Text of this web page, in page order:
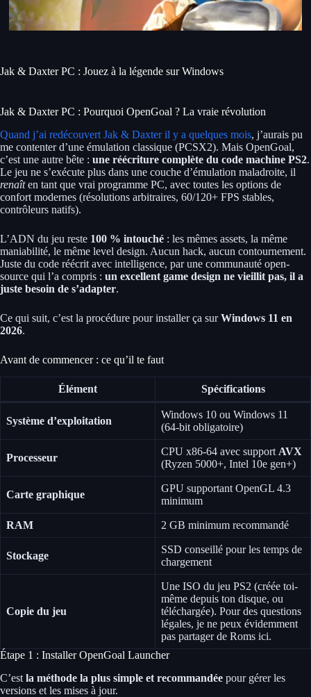
Jak & Daxter PC : Jouez à la légende sur Windows
Jak & Daxter PC : Pourquoi OpenGoal ? La vraie révolution
Quand j’ai redécouvert Jak & Daxter il y a quelques mois, j’aurais pu
me contenter d’une émulation classique (PCSX2). Mais OpenGoal,
c’est une autre bête : une réécriture complète du code machine PS2.
Le jeu ne s’exécute plus dans une couche d’émulation maladroite, il
renaîten tant que vrai programme PC, avec toutes les options de
confort modernes (résolutions arbitraires, 60/120+ FPS stables,
contrôleurs natifs).
L’ADN du jeu reste 100 % intouché : les mêmes assets, la même
maniabilité, le même level design. Aucun hack, aucun contournement.
Juste du code réécrit avec intelligence, par une communauté open-
source qui l’a compris : un excellent game design ne vieillit pas, il a
juste besoin de s’adapter.
Ce qui suit, c’est la procédure pour installer ça surWindows 11 en
2026.
Avant de commencer : ce qu’il te faut
Élément Spécifications
Système d’exploitation
Windows 10 ou Windows 11
(64-bit obligatoire)
Processeur
CPU x86-64 avec support AVX
(Ryzen 5000+, Intel 10e gen+)
Carte graphique
GPU supportant OpenGL 4.3
minimum
RAM 2 GB minimum recommandé
Stockage
SSD conseillé pour les temps de
chargement
Copie du jeu
Une ISO du jeu PS2 (créée toi-
même depuis ton disque, ou
téléchargée). Pour des questions
légales, je ne peux évidemment
pas partager de Roms ici.
Étape 1 : Installer OpenGoal Launcher
C’est la méthode la plus simple et recommandée pour gérer les
versions et les mises à jour.